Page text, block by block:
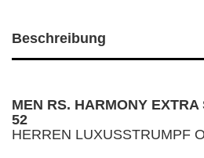
Beschreibung
MEN RS. HARMONY
52
HERREN LUXUSSTRUMPF